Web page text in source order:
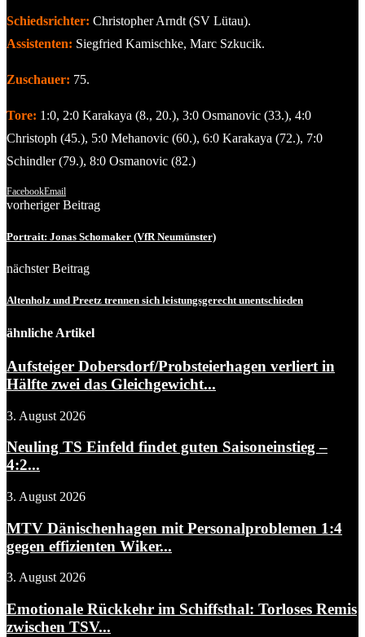
Schiedsrichter: Christopher Arndt (SV Lütau).
Assistenten: Siegfried Kamischke, Marc Szkucik.
Zuschauer: 75.
Tore: 1:0, 2:0 Karakaya (8., 20.), 3:0 Osmanovic (33.), 4:0
Christoph (45.), 5:0 Mehanovic (60.), 6:0 Karakaya (72.), 7:0
Schindler (79.), 8:0 Osmanovic (82.)
FacebookEmail
vorheriger Beitrag
Portrait: Jonas Schomaker (VfR Neumünster)
nächster Beitrag
Altenholz und Preetz trennen sich leistungsgerecht unentschieden
ähnliche Artikel
Aufsteiger Dobersdorf/Probsteierhagen verliert in
Hälfte zwei das Gleichgewicht...
3. August 2026
Neuling TS Einfeld findet guten Saisoneinstieg –
4:2...
3. August 2026
MTV Dänischenhagen mit Personalproblemen 1:4
gegen effizienten Wiker...
3. August 2026
Emotionale Rückkehr im Schiffsthal: Torloses Remis
zwischen TSV...